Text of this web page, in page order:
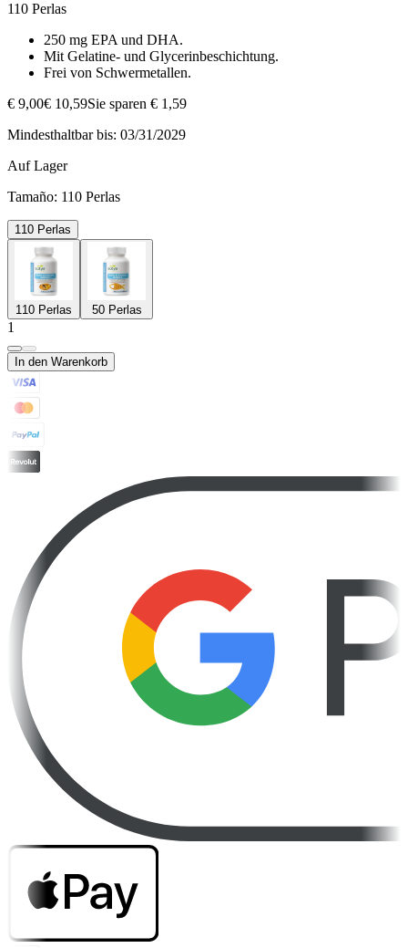
110 Perlas
250 mg EPA und DHA.
Mit Gelatine- und Glycerinbeschichtung.
Frei von Schwermetallen.
€ 9,00€ 10,59Sie sparen € 1,59
Mindesthaltbar bis: 03/31/2029
Auf Lager
Tamaño: 110 Perlas
110 Perlas
110 Perlas 50 Perlas
1
In den Warenkorb